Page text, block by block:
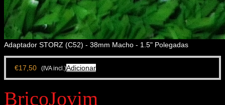
Adaptador STORZ (C52) - 38mm Macho - 1.5" Polegadas
€17,50 (IVA incl.)Adicionar
BricoJovim